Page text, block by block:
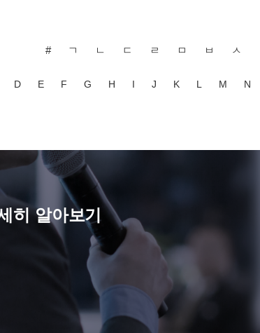
# ㄱ ㄴ ㄷ ㄹ ㅁ ㅂ ㅅ
D E F G H I J K L M N
히 알아보기